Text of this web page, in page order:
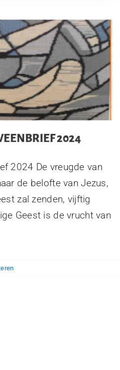
2024
2024 De vreugde van
de belofte van Jezus,
zal zenden, vijftig
Geest is de vrucht van